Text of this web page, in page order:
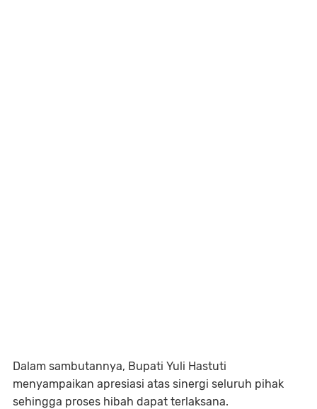
Dalam sambutannya, Bupati Yuli Hastuti
menyampaikan apresiasi atas sinergi seluruh pihak
sehingga proses hibah dapat terlaksana.